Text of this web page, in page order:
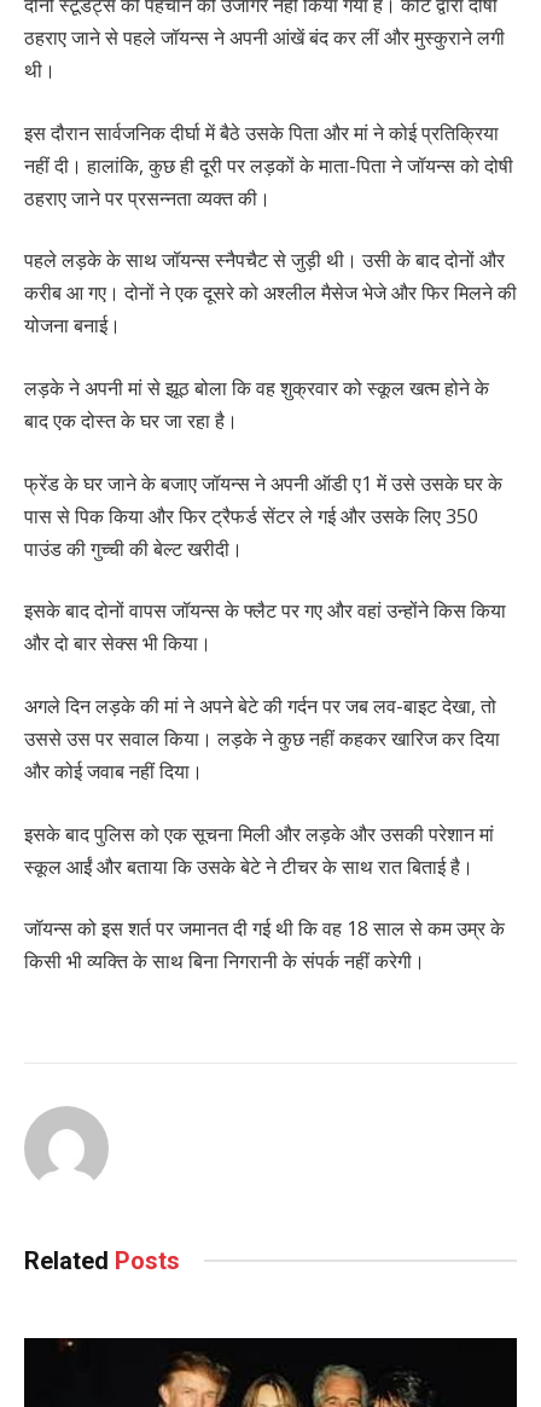
ठहराए जाने से पहले जॉयन्स ने अपनी आंखें बंद कर लीं और मुस्कुराने लगी
थी।
इस दौरान सार्वजनिक दीर्घा में बैठे उसके पिता और मां ने कोई प्रतिक्रिया
नहीं दी। हालांकि, कुछ ही दूरी पर लड़कों के माता-पिता ने जॉयन्स को दोषी
ठहराए जाने पर प्रसन्नता व्यक्त की।
पहले लड़के के साथ जॉयन्स स्नैपचैट से जुड़ी थी। उसी के बाद दोनों और
करीब आ गए। दोनों ने एक दूसरे को अश्लील मैसेज भेजे और फिर मिलने की
योजना बनाई।
लड़के ने अपनी मां से झूठ बोला कि वह शुक्रवार को स्कूल खत्म होने के
बाद एक दोस्त के घर जा रहा है।
फ्रेंड के घर जाने के बजाए जॉयन्स ने अपनी ऑडी ए1 में उसे उसके घर के
पास से पिक किया और फिर ट्रैफर्ड सेंटर ले गई और उसके लिए 350
पाउंड की गुच्ची की बेल्ट खरीदी।
इसके बाद दोनों वापस जॉयन्स के फ्लैट पर गए और वहां उन्होंने किस किया
और दो बार सेक्स भी किया।
अगले दिन लड़के की मां ने अपने बेटे की गर्दन पर जब लव-बाइट देखा, तो
उससे उस पर सवाल किया। लड़के ने कुछ नहीं कहकर खारिज कर दिया
और कोई जवाब नहीं दिया।
इसके बाद पुलिस को एक सूचना मिली और लड़के और उसकी परेशान मां
स्कूल आईं और बताया कि उसके बेटे ने टीचर के साथ रात बिताई है।
जॉयन्स को इस शर्त पर जमानत दी गई थी कि वह 18 साल से कम उम्र के
किसी भी व्यक्ति के साथ बिना निगरानी के संपर्क नहीं करेगी।
Related Posts